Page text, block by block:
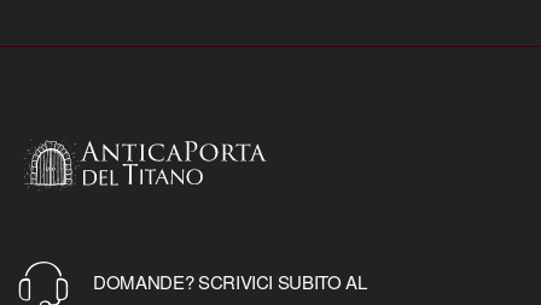
DOMANDE? SCRIVICI SUBITO AL